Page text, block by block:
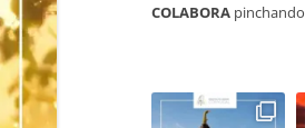
COLABORA pinchando